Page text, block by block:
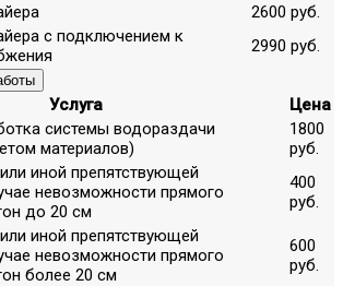
2600 руб.
с подключением к
2990 руб.
Услуга
Цена
системы водораздачи
материалов)
1800
руб.
иной препятствующей
невозможности прямого
до 20 см
400
руб.
иной препятствующей
невозможности прямого
более 20 см
600
руб.